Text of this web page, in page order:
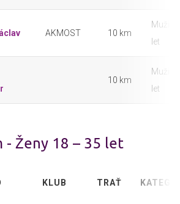
AKMOST 10 km
Muži
let
10 km
Muži
let
- Ženy 18 – 35 let
KLUB TRAŤ